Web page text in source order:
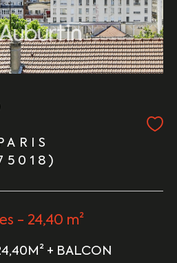
- 24,40 m²
+ BALCON